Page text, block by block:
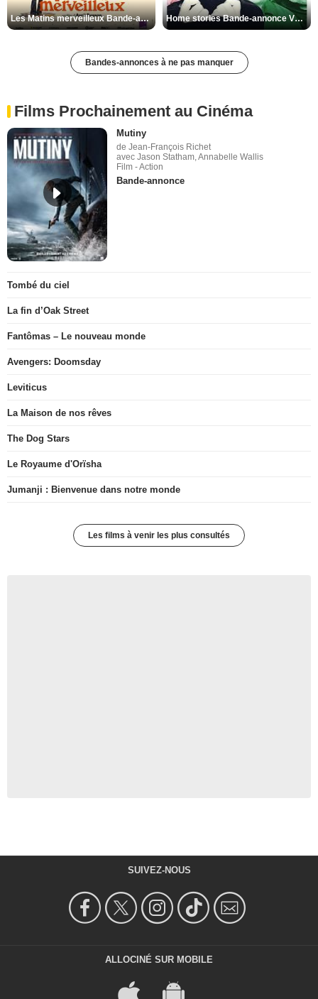
Les Matins merveilleux Bande-annonce VF Home stories Bande-annonce VO STFR
Bandes-annonces à ne pas manquer
Films Prochainement au Cinéma
Mutiny
de Jean-François Richet
avec Jason Statham, Annabelle Wallis
Film - Action
Bande-annonce
Tombé du ciel
La fin d’Oak Street
Fantômas – Le nouveau monde
Avengers: Doomsday
Leviticus
La Maison de nos rêves
The Dog Stars
Le Royaume d'Orïsha
Jumanji : Bienvenue dans notre monde
Les films à venir les plus consultés
SUIVEZ-NOUS
ALLOCINÉ SUR MOBILE